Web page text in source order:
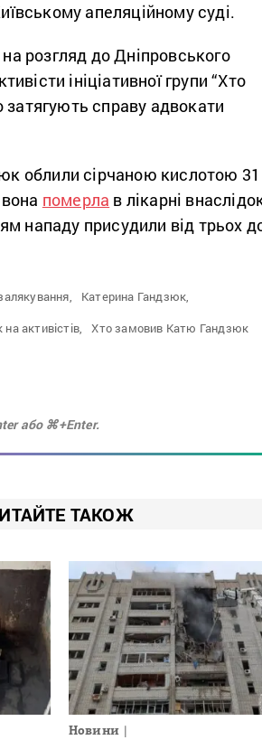
апеляційному суді.
на розгляд до Дніпровського
ініціативної групи “Хто
справу адвокати
облили сірчаною кислотою 31
померла в лікарні
нападу присудили від трьох
Катерина Гандзюк,
на активістів,
Хто замовив Катю Гандзюк
або ⌘+Enter.
ТАКОЖ
Новини